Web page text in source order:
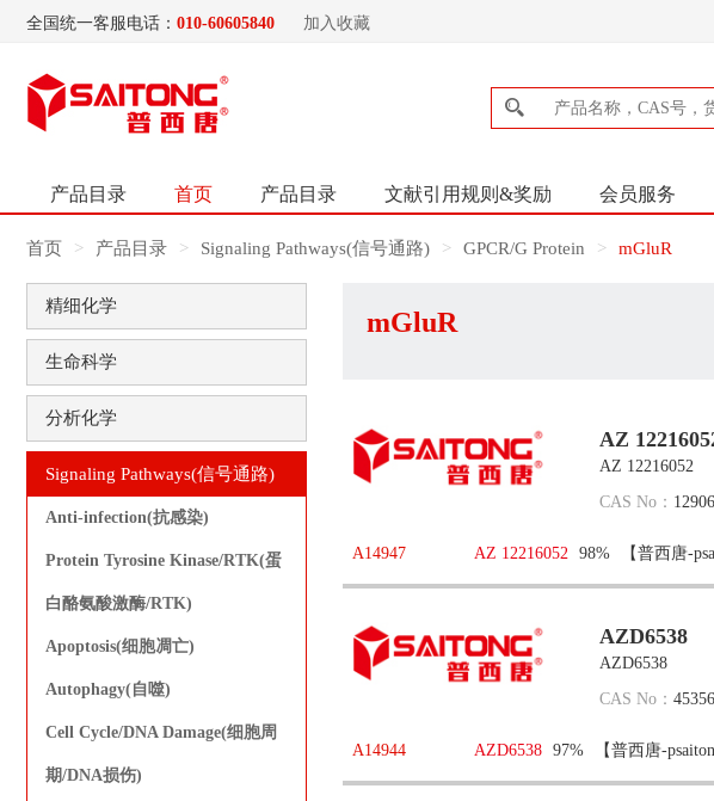
全国统一客服电话： 010-60605840 加入收藏
产品目录 首页 产品目录 文献引用规则&奖励 会员服务
首页 产品目录 Signaling Pathways(信号通路) GPCR/G Protein mGluR
精细化学
生命科学
分析化学
Signaling Pathways(信号通路)
Anti-infection(抗感染)
Protein Tyrosine Kinase/RTK(蛋
白酪氨酸激酶/RTK)
Apoptosis(细胞凋亡)
Autophagy(自噬)
Cell Cycle/DNA Damage(细胞周
期/DNA损伤)
mGluR
AZ
AZ 12216052
CAS No：
A14947 AZ 12216052 98% 【普西唐-
AZD6538
AZD6538
CAS No：
A14944 AZD6538 97% 【普西唐-